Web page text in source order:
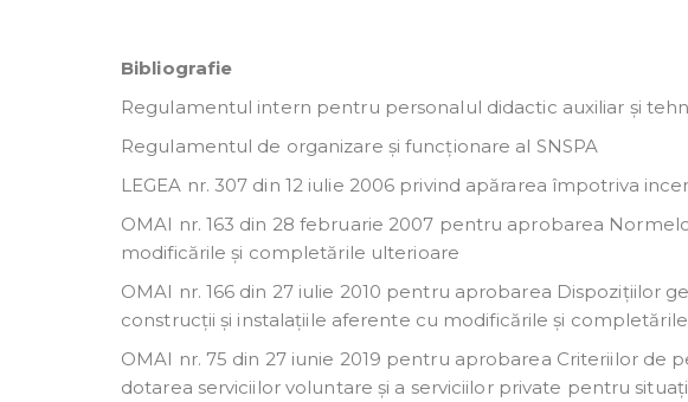
Bibliografie
Regulamentul intern pentru personalul didactic auxiliar și
Regulamentul de organizare și funcționare al SNSPA
LEGEA nr. 307 din 12 iulie 2006 privind apărarea împotriva
OMAI nr. 163 din 28 februarie 2007 pentru aprobarea
modificările și completările ulterioare
OMAI nr. 166 din 27 iulie 2010 pentru aprobarea Dispozițiilor
construcții și instalațiile aferente cu modificările și
OMAI nr. 75 din 27 iunie 2019 pentru aprobarea Criteriilor de
dotarea serviciilor voluntare și a serviciilor private pentru